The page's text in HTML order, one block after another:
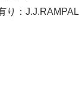
り：J.J.RAMPAL